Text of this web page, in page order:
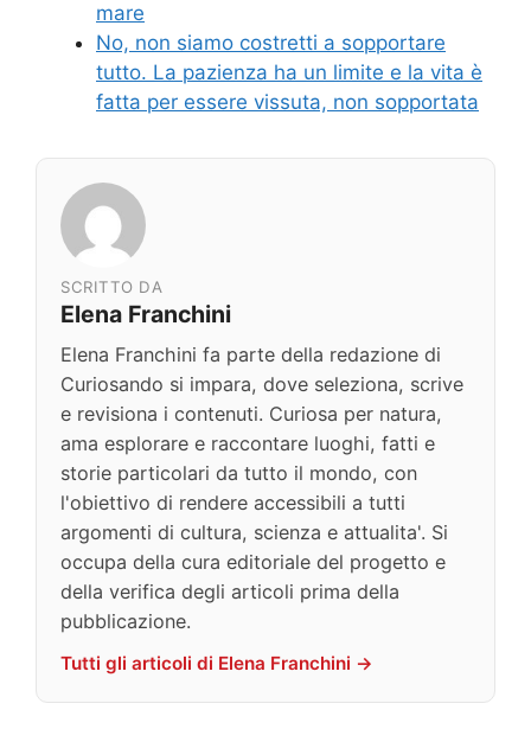
mare
No, non siamo costretti a sopportare
tutto. La pazienza ha un limite e la vita è
fatta per essere vissuta, non sopportata
SCRITTO DA
Elena Franchini
Elena Franchini fa parte della redazione di
Curiosando si impara, dove seleziona, scrive
e revisiona i contenuti. Curiosa per natura,
ama esplorare e raccontare luoghi, fatti e
storie particolari da tutto il mondo, con
l'obiettivo di rendere accessibili a tutti
argomenti di cultura, scienza e attualita'. Si
occupa della cura editoriale del progetto e
della verifica degli articoli prima della
pubblicazione.
Tutti gli articoli di Elena Franchini →